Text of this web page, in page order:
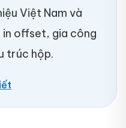
Việt Nam và
in offset, gia công
trúc hộp.